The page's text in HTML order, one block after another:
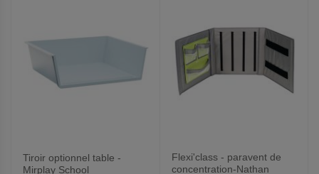
Tiroir optionnel table -
Mirplay School
Flexi'class - paravent de
concentration-Nathan